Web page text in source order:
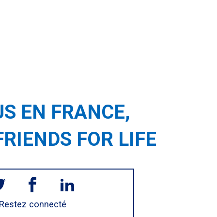
EN FRANCE,
FOR LIFE
Restez connecté